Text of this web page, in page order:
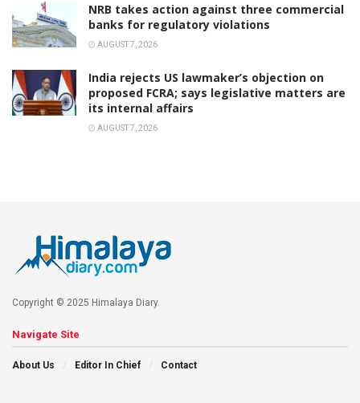
NRB takes action against three commercial
banks for regulatory violations
AUGUST 7, 2026
India rejects US lawmaker’s objection on
proposed FCRA; says legislative matters are
its internal affairs
AUGUST 7, 2026
Copyright © 2025 Himalaya Diary.
Navigate Site
About Us Editor In Chief Contact